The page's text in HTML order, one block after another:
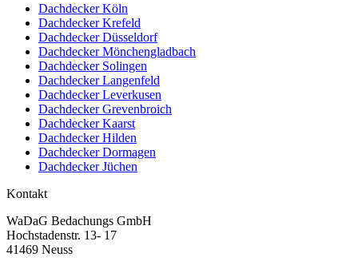
Dachdecker Köln
Dachdecker Krefeld
Dachdecker Düsseldorf
Dachdecker Mönchengladbach
Dachdecker Solingen
Dachdecker Langenfeld
Dachdecker Leverkusen
Dachdecker Grevenbroich
Dachdecker Kaarst
Dachdecker Hilden
Dachdecker Dormagen
Dachdecker Jüchen
Kontakt
WaDaG Bedachungs GmbH
Hochstadenstr. 13- 17
41469 Neuss